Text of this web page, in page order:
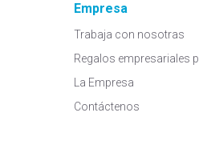
Empresa
Trabaja con nosotras
Regalos empresariales
La Empresa
Contáctenos